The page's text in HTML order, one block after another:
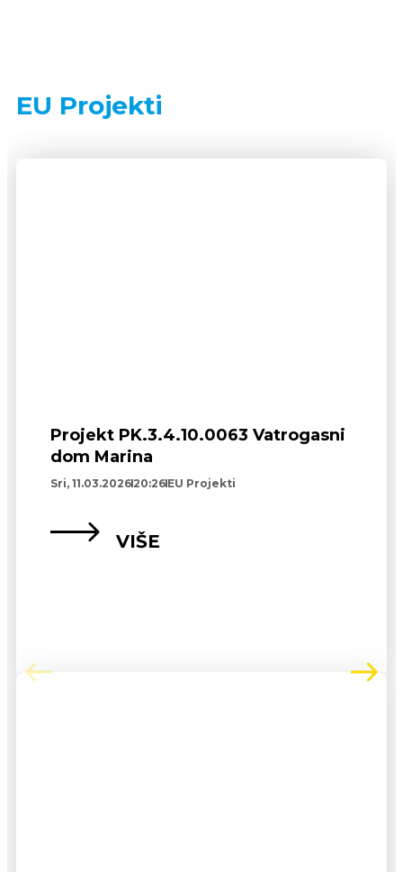
EU Projekti
Projekt PK.3.4.10.0063 Vatrogasni
dom Marina
Sri, 11.03.2026 20:26 EU Projekti
VIŠE